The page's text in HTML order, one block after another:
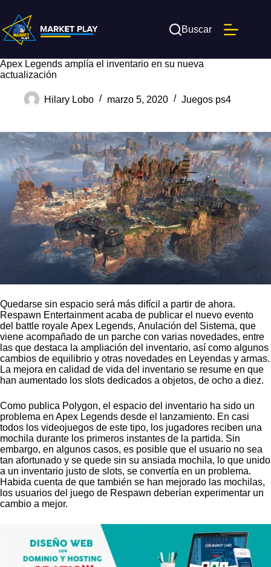
contenido
Buscar
Apex Legends amplía el inventario en su nueva
actualización
Hilary Lobo marzo 5, 2020 Juegos ps4
Quedarse sin espacio será más difícil a partir de ahora.
Respawn Entertainment acaba de publicar el nuevo evento
del battle royale Apex Legends, Anulación del Sistema, que
viene acompañado de un parche con varias novedades, entre
las que destaca la ampliación del inventario, así como algunos
cambios de equilibrio y otras novedades en Leyendas y armas.
La mejora en calidad de vida del inventario se resume en que
han aumentado los slots dedicados a objetos, de ocho a diez.
Como publica Polygon, el espacio del inventario ha sido un
problema en Apex Legends desde el lanzamiento. En casi
todos los videojuegos de este tipo, los jugadores reciben una
mochila durante los primeros instantes de la partida. Sin
embargo, en algunos casos, es posible que el usuario no sea
tan afortunado y se quede sin su ansiada mochila, lo que unido
a un inventario justo de slots, se convertía en un problema.
Habida cuenta de que también se han mejorado las mochilas,
los usuarios del juego de Respawn deberían experimentar un
cambio a mejor.